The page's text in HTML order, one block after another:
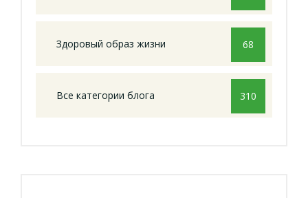
Здоровый образ жизни 68
Все категории блога 310